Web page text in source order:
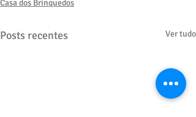
Casa dos Brinquedos
Posts recentes Ver tudo